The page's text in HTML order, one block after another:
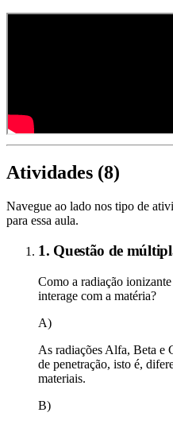
Atividades (8)
Navegue ao lado nos tipo de
para essa aula.
1. Questão de
Como a radiação
interage com a matéria?
A)
As radiações Alfa, Beta e
de penetração, isto é,
materiais.
B)